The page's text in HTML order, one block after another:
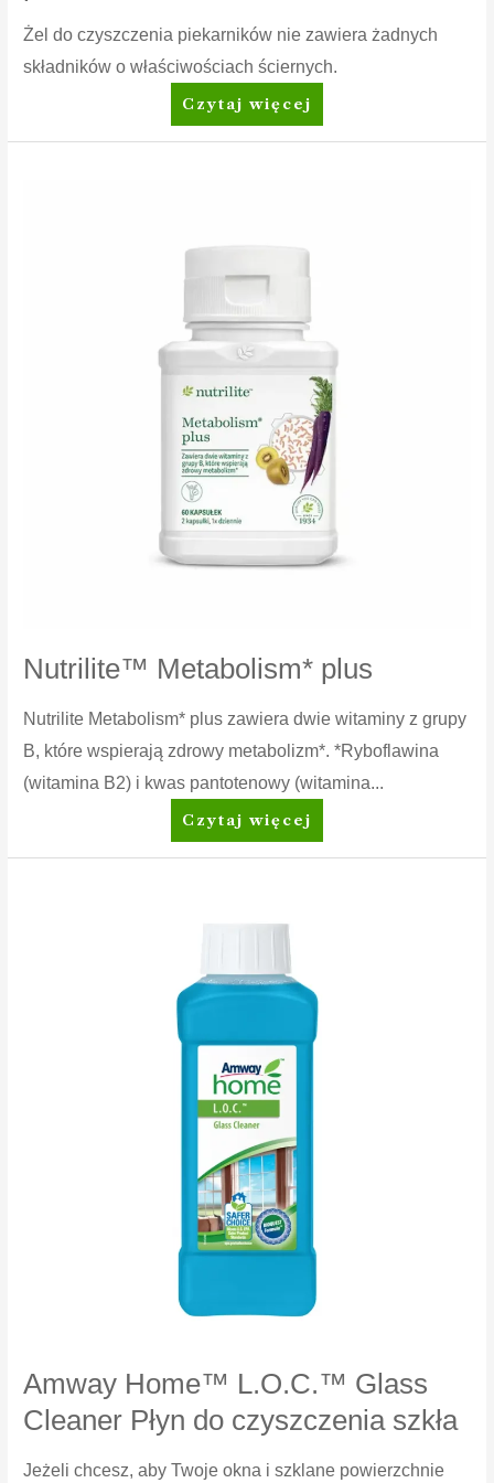
Żel do czyszczenia piekarników nie zawiera żadnych
składników o właściwościach ściernych.
Amway™
Żel
Czytaj więcej
Nutrilite™ Metabolism* plus
Nutrilite Metabolism* plus zawiera dwie witaminy z grupy
B, które wspierają zdrowy metabolizm*. *Ryboflawina
(witamina B2) i kwas pantotenowy (witamina...
Nutrilite™
Metabolism*
Czytaj więcej
Amway Home™ L.O.C.™ Glass
Cleaner Płyn do czyszczenia szkła
Jeżeli chcesz, aby Twoje okna i szklane powierzchnie